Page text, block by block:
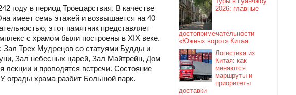
2026: главные
достопримечательности
«Южных ворот» Китая
Логистика из
Китая: как
меняются
маршруты и
приоритеты
доставки
году в период Троецарствия. В качестве
имеет семь этажей и возвышается на 40
этот памятник представляет
с храмом были построены в XIX веке.
Зал Трех Мудрецов со статуями Будды и
Зал небесных царей, Зал Майтрейн, Дом
лекции и проводятся встречи. Состояние
ограды храма разбит Большой парк.